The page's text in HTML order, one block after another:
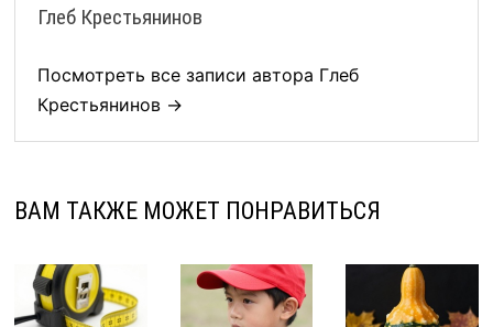
Глеб Крестьянинов
Посмотреть все записи автора Глеб
Крестьянинов →
ВАМ ТАКЖЕ МОЖЕТ ПОНРАВИТЬСЯ